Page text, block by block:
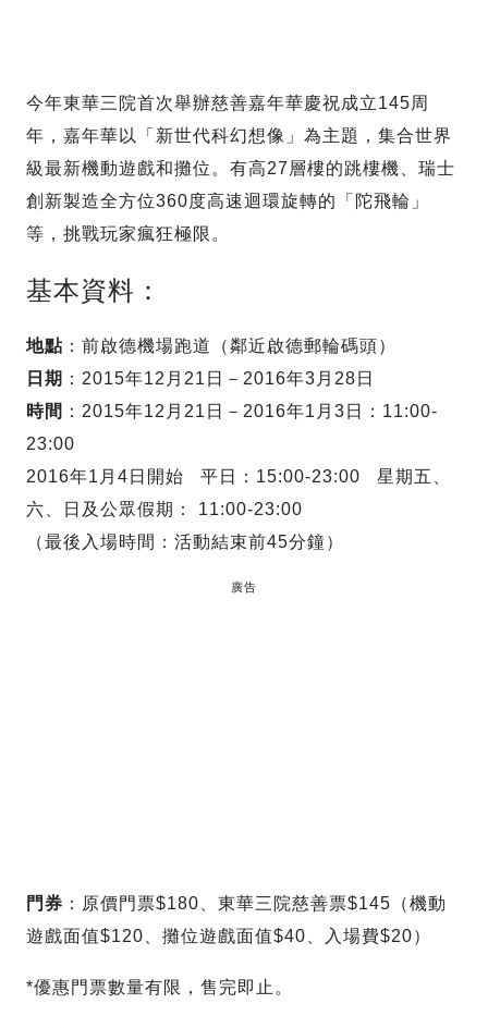
今年東華三院首次舉辦慈善嘉年華慶祝成立145周
年，嘉年華以「新世代科幻想像」為主題，集合世界
級最新機動遊戲和攤位。有高27層樓的跳樓機、瑞士
創新製造全方位360度高速迴環旋轉的「陀飛輪」
等，挑戰玩家瘋狂極限。
基本資料：
地點 ：前啟德機場跑道（鄰近啟德郵輪碼頭）
日期 ：2015年12月21日－2016年3月28日
時間 ：2015年12月21日－2016年1月3日：11:00-
23:00
2016年1月4日開始 平日：15:00-23:00 星期五、
六、日及公眾假期： 11:00-23:00
（最後入場時間：活動結束前45分鐘）
廣告
門券 ：原價門票$180、東華三院慈善票$145（機動
遊戲面值$120、攤位遊戲面值$40、入場費$20）
*優惠門票數量有限，售完即止。